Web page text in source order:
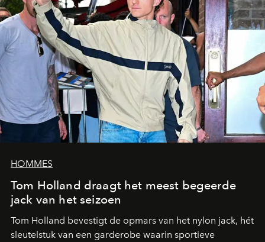
HOMMES
Tom Holland draagt het meest begeerde
jack van het seizoen
Tom Holland bevestigt de opmars van het nylon jack, hét
sleutelstuk van een garderobe waarin sportieve